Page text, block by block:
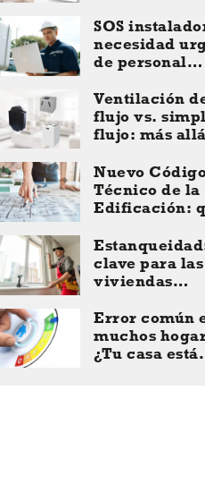
ahorro
SOS
necesidad
de personal
Ventilación
flujo vs.
flujo: más
Nuevo
Técnico de la
Edificación:
2026
clave para las
viviendas
Error común
muchos
¿Tu casa está